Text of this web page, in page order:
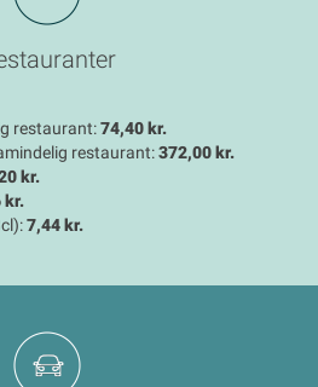
restaurant:74,40 kr.
restaurant:372,00 kr.
kr.
kr.
7,44 kr.